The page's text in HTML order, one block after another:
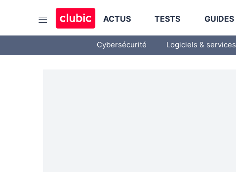
ACTUS TESTS GUIDES
Cybersécurité Logiciels & services